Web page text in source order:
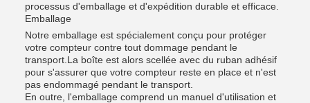
processus d'emballage et d'expédition durable et efficace.
Emballage
Notre emballage est spécialement conçu pour protéger
votre compteur contre tout dommage pendant le
transport.La boîte est alors scellée avec du ruban adhésif
pour s'assurer que votre compteur reste en place et n'est
pas endommagé pendant le transport.
En outre, l'emballage comprend un manuel d'utilisation et